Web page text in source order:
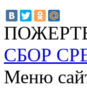
СБОР
Меню